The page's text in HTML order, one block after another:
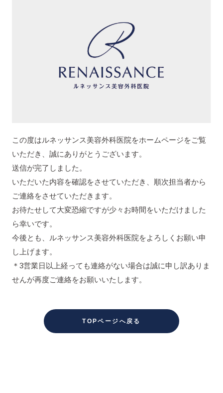
この度はルネッサンス美容外科医院をホームページをご覧
いただき、誠にありがとうございます。
送信が完了しました。
いただいた内容を確認をさせていただき、順次担当者から
ご連絡をさせていただきます。
お待たせして大変恐縮ですが少々お時間をいただけました
ら幸いです。
今後とも、ルネッサンス美容外科医院をよろしくお願い申
し上げます。
＊3営業日以上経っても連絡がない場合は誠に申し訳ありま
せんが再度ご連絡をお願いいたします。
TOPページへ戻る